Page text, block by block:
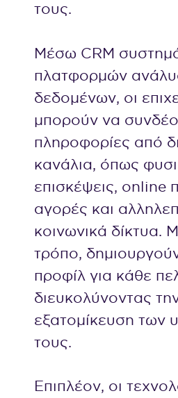
τους.
Μέσω CRM
πλατφορμών
δεδομένων, οι
μπορούν να
πληροφορίες από
κανάλια, όπως
επισκέψεις, online
αγορές και
κοινωνικά δίκτυα.
τρόπο,
προφίλ για κάθε
διευκολύνοντας
εξατομίκευση των
τους.
Επιπλέον, οι